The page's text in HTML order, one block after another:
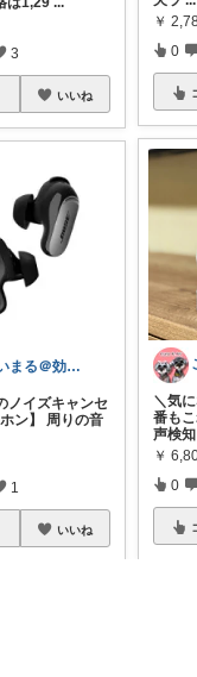
3
いいね
🚀たいまる＠効率至上主義のセレクトニキ
ノイズキャンセ
ン】 周りの音
1
いいね
￥
0
＼気
番も
声検知
￥
0